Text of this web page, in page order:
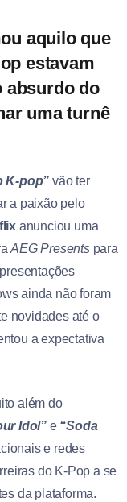
aquilo que
estavam
absurdo do
uma turnê
K-pop” vão ter
a paixão pelo
anunciou uma
AEG Presentspara
ainda não foram
novidades até o
a expectativa
além do
Idol” e “Soda
e redes
do K-Pop a se
da plataforma.